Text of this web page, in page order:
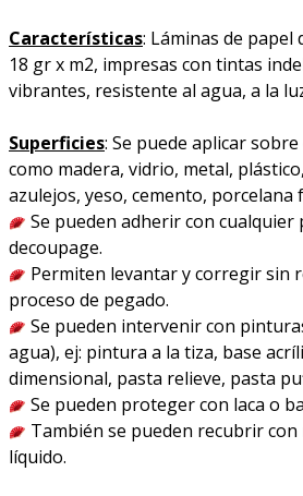
Características: Láminas de papel
18 gr x m2, impresas con tintas
vibrantes, resistente al agua, a la
Superficies: Se puede aplicar
como madera, vidrio, metal,
azulejos, yeso, cemento, porcelana
Se pueden adherir con
decoupage.
Permiten levantar y corregir sin
proceso de pegado.
Se pueden intervenir con
agua), ej: pintura a la tiza, base
dimensional, pasta relieve, pasta
Se pueden proteger con laca o
También se pueden recubrir
líquido.